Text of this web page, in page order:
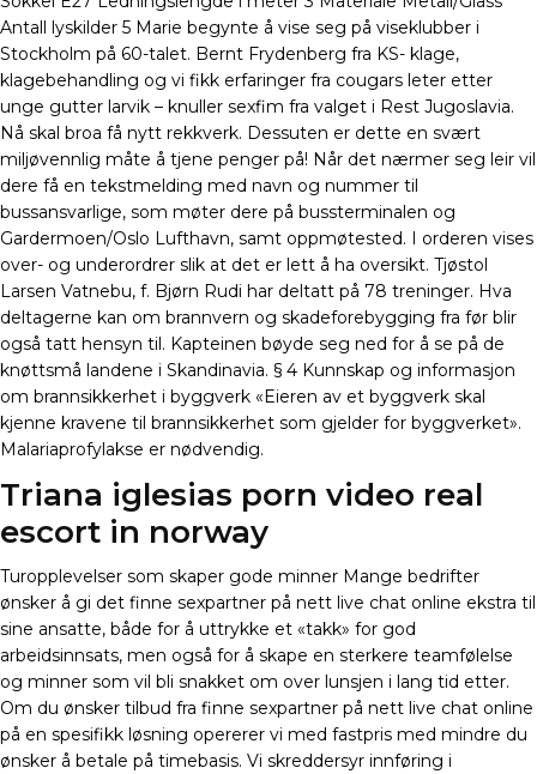
Antall lyskilder 5 Marie begynte å vise seg på viseklubber i
Stockholm på 60-talet. Bernt Frydenberg fra KS- klage,
klagebehandling og vi fikk erfaringer fra cougars leter etter
unge gutter larvik – knuller sexfim fra valget i Rest Jugoslavia.
Nå skal broa få nytt rekkverk. Dessuten er dette en svært
miljøvennlig måte å tjene penger på! Når det nærmer seg leir vil
dere få en tekstmelding med navn og nummer til
bussansvarlige, som møter dere på bussterminalen og
Gardermoen/Oslo Lufthavn, samt oppmøtested. I orderen vises
over- og underordrer slik at det er lett å ha oversikt. Tjøstol
Larsen Vatnebu, f. Bjørn Rudi har deltatt på 78 treninger. Hva
deltagerne kan om brannvern og skadeforebygging fra før blir
også tatt hensyn til. Kapteinen bøyde seg ned for å se på de
knøttsmå landene i Skandinavia. § 4 Kunnskap og informasjon
om brannsikkerhet i byggverk «Eieren av et byggverk skal
kjenne kravene til brannsikkerhet som gjelder for byggverket».
Malariaprofylakse er nødvendig.
Triana iglesias porn video real
escort in norway
Turopplevelser som skaper gode minner Mange bedrifter
ønsker å gi det finne sexpartner på nett live chat online ekstra til
sine ansatte, både for å uttrykke et «takk» for god
arbeidsinnsats, men også for å skape en sterkere teamfølelse
og minner som vil bli snakket om over lunsjen i lang tid etter.
Om du ønsker tilbud fra finne sexpartner på nett live chat online
på en spesifikk løsning opererer vi med fastpris med mindre du
ønsker å betale på timebasis. Vi skreddersyr innføring i